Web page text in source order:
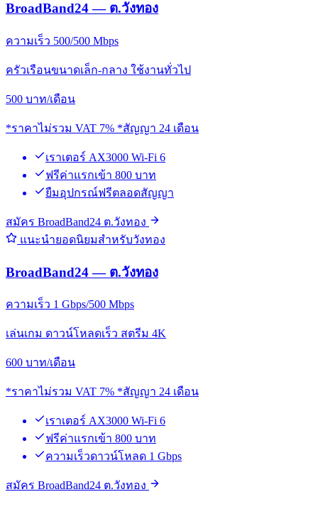
BroadBand24 — ต.วังทอง
ความเร็ว 500/500 Mbps
ครัวเรือนขนาดเล็ก-กลาง ใช้งานทั่วไป
500 บาท/เดือน
*ราคาไม่รวม VAT 7% *สัญญา 24 เดือน
เราเตอร์ AX3000 Wi-Fi 6
ฟรีค่าแรกเข้า 800 บาท
ยืมอุปกรณ์ฟรีตลอดสัญญา
สมัคร BroadBand24 ต.วังทอง
แนะนำยอดนิยมสำหรับวังทอง
BroadBand24 — ต.วังทอง
ความเร็ว 1 Gbps/500 Mbps
เล่นเกม ดาวน์โหลดเร็ว สตรีม 4K
600 บาท/เดือน
*ราคาไม่รวม VAT 7% *สัญญา 24 เดือน
เราเตอร์ AX3000 Wi-Fi 6
ฟรีค่าแรกเข้า 800 บาท
ความเร็วดาวน์โหลด 1 Gbps
สมัคร BroadBand24 ต.วังทอง